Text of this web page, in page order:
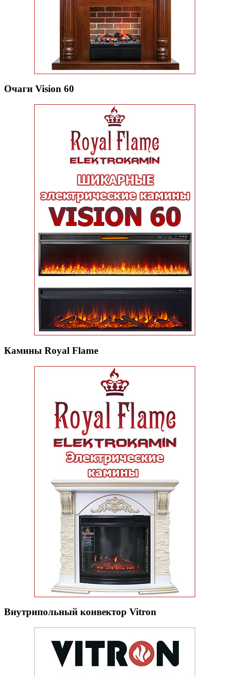
Очаги Vision 60
Камины Royal Flame
Внутрипольный конвектор Vitron